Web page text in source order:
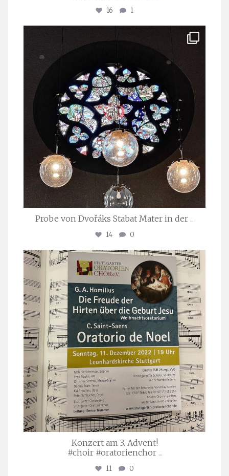
16 1
Apr. 1
Probe von Dvořáks Stabat Mater in der ...
14 0
stuttgarter_oratorienchor
Nov. 29
Konzert am 3. Advent!
#choir #oratorienchor ...
11 0